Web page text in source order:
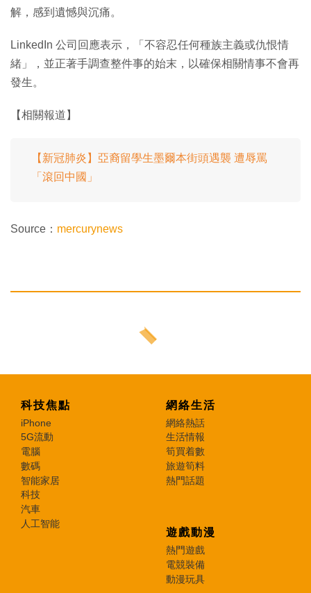
解，感到遺憾與沉痛。
LinkedIn 公司回應表示，「不容忍任何種族主義或仇恨情
緒」，並正著手調查整件事的始末，以確保相關情事不會再
發生。
【相關報道】
【新冠肺炎】亞裔留學生墨爾本街頭遇襲 遭辱罵
「滾回中國」
Source： mercurynews
科技焦點
iPhone
5G流動
電腦
數碼
智能家居
科技
汽車
人工智能
網絡生活
網絡熱話
生活情報
筍買着數
旅遊筍料
熱門話題
遊戲動漫
熱門遊戲
電競裝備
動漫玩具